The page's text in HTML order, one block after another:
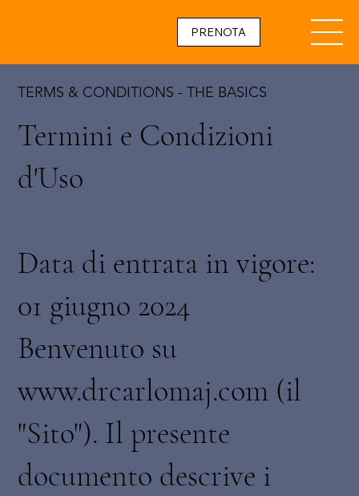
PRENOTA
TERMS & CONDITIONS - THE BASICS
Termini e Condizioni
d'Uso
Data di entrata in vigore:
01 giugno 2024
Benvenuto su
www.drcarlomaj.com (il
"Sito"). Il presente
documento descrive i